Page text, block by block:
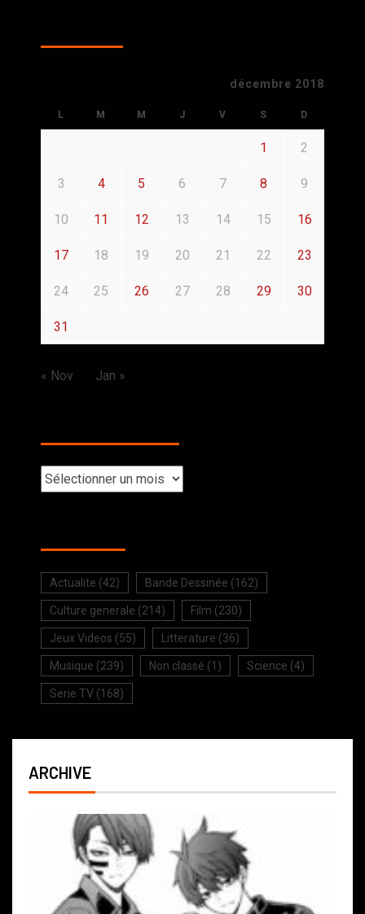
décembre 2018
L M M J V S D
1 2
3 4 5 6 7 8 9
10 11 12 13 14 15 16
17 18 19 20 21 22 23
24 25 26 27 28 29 30
31
« Nov Jan »
Actualite (42) Bande Dessinée (162)
Culture generale (214) Film (230)
Jeux Videos (55) Litterature (36)
Musique (239) Non classé (1) Science (4)
Serie TV (168)
ARCHIVE